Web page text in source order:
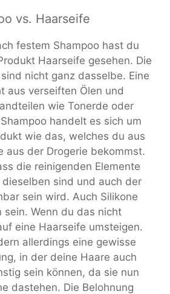
vs. Haarseife
festem Shampoo hast du
Haarseife gesehen. Die
nicht ganz dasselbe. Eine
aus verseiften Ölen und
wie Tonerde oder
handelt es sich um
wie das, welches du aus
aus der Drogerie bekommst.
die reinigenden Elemente
sind und auch der
sein wird. Auch Silikone
sein. Wenn du das nicht
eine Haarseife umsteigen.
allerdings eine gewisse
in der deine Haare auch
sein können, da sie nun
dastehen. Die Belohnung